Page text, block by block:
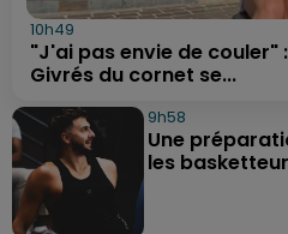
10h49
"J'ai pas envie de couler"
Givrés du cornet se...
9h58
Une
les